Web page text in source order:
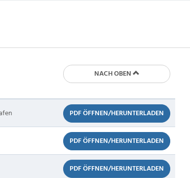
NACH OBEN
PDF ÖFFNEN/HERUNTERLADEN
PDF ÖFFNEN/HERUNTERLADEN
PDF ÖFFNEN/HERUNTERLADEN